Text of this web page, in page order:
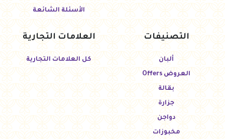
الأسئلة الشائعة
التصنيفات
ألبان
العروض Offers
بقالة
جزارة
دواجن
مخبوزات
العلامات التجارية
كل العلامات التجارية